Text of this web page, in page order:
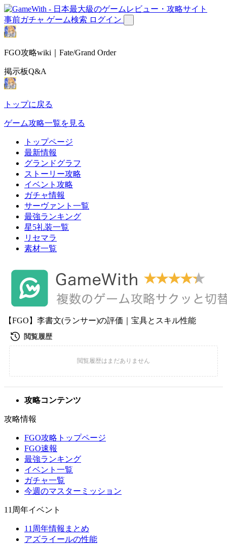
事前ガチャ ゲーム検索 ログイン
FGO攻略wiki｜Fate/Grand Order
掲示板Q&A
トップに戻る
ゲーム攻略一覧を見る
トップページ
最新情報
グランドグラフ
ストーリー攻略
イベント攻略
ガチャ情報
サーヴァント一覧
最強ランキング
星5礼装一覧
リセマラ
素材一覧
【FGO】李書文(ランサー)の評価｜宝具とスキル性能
攻略コンテンツ
攻略情報
FGO攻略トップページ
FGO速報
最強ランキング
イベント一覧
ガチャ一覧
今週のマスターミッション
11周年イベント
11周年情報まとめ
アズライールの性能